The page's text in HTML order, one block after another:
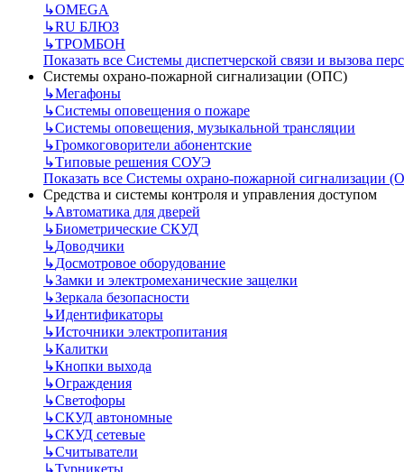
↳OMEGA
↳RU БЛЮЗ
↳ТРОМБОН
Показать все Системы диспетчерской связи и вызова
Системы охрано-пожарной сигнализации (ОПС)
↳Мегафоны
↳Системы оповещения о пожаре
↳Системы оповещения, музыкальной трансляции
↳Громкоговорители абонентские
↳Типовые решения СОУЭ
Показать все Системы охрано-пожарной сигнализации
Средства и системы контроля и управления доступом
↳Автоматика для дверей
↳Биометрические СКУД
↳Доводчики
↳Досмотровое оборудование
↳Замки и электромеханические защелки
↳Зеркала безопасности
↳Идентификаторы
↳Источники электропитания
↳Калитки
↳Кнопки выхода
↳Ограждения
↳Светофоры
↳СКУД автономные
↳СКУД сетевые
↳Считыватели
↳Турникеты